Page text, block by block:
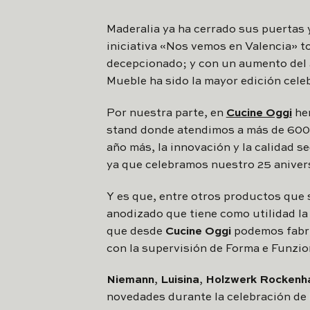
Maderalia ya ha cerrado sus
iniciativa «Nos vemos en Valencia»
decepcionado; y con un aumento
Mueble ha sido la mayor edición
Por nuestra parte, en Cucine Oggi
stand donde atendimos a más de
año más, la innovación y la calidad
ya que celebramos nuestro 25
Y es que, entre otros productos que
anodizado que tiene como utilidad
que desde Cucine Oggipodemos
con la supervisión de Forma e
Niemann, Luisina, Holzwerk
novedades durante la celebración